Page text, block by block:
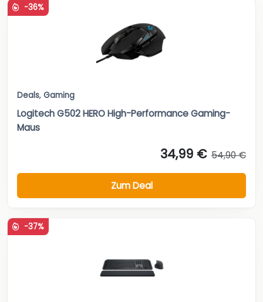
-36%
Deals, Gaming
Logitech G502 HERO High-Performance Gaming-
Maus
34,99 € 54,90 €
Zum Deal
-37%